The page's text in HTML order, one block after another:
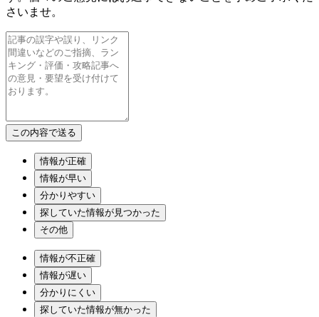
さいませ。
情報が正確
情報が早い
分かりやすい
探していた情報が見つかった
その他
情報が不正確
情報が遅い
分かりにくい
探していた情報が無かった